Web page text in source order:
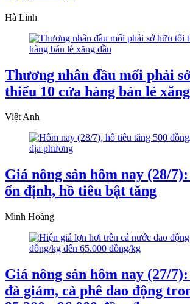
Hà Linh
Thương nhân đầu mối phải
thiểu 10 cửa hàng bán lẻ
Việt Anh
Giá nông sản hôm nay (28/
ổn định, hồ tiêu bật tăng
Minh Hoàng
Giá nông sản hôm nay (27/
đà giảm, cà phê dao động